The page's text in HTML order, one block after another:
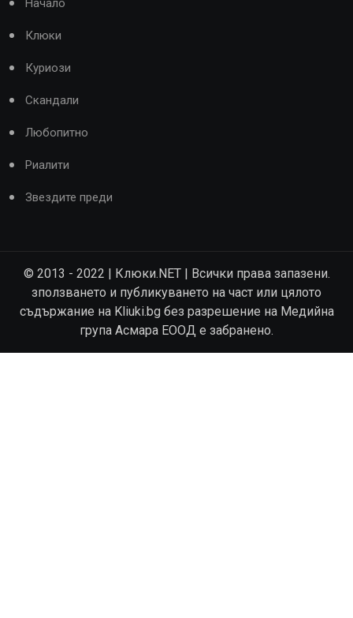
Начало
Клюки
Куриози
Скандали
Любопитно
Риалити
Звездите преди
© 2013 - 2022 | Клюки.NET | Всички права запазени.
зползването и публикуването на част или цялото
съдържание на Kliuki.bg без разрешение на Медийна
група Асмара ЕООД е забранено.